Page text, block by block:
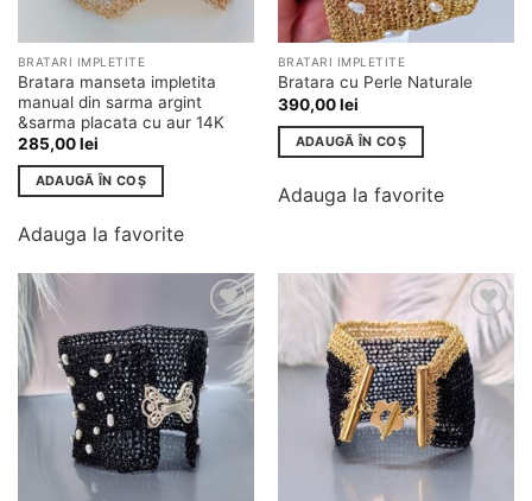
BRATARI IMPLETITE
Bratara manseta impletita
manual din sarma argint
&sarma placata cu aur 14K
285,00lei
ADAUGĂ ÎN COȘ
Adauga la favorite
BRATARI IMPLETITE
Bratara cu Perle Naturale
390,00lei
ADAUGĂ ÎN COȘ
Adauga la favorite
Adauga
favorite
Adauga
la
favorite